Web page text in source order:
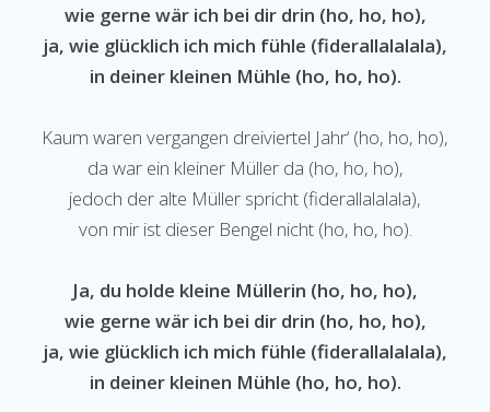
wie gerne wär ich bei dir drin (ho, ho, ho),
ja, wie glücklich ich mich fühle (fiderallalalala),
in deiner kleinen Mühle (ho, ho, ho).
Kaum waren vergangen dreiviertel Jahr‘ (ho, ho, ho),
da war ein kleiner Müller da (ho, ho, ho),
jedoch der alte Müller spricht (fiderallalalala),
von mir ist dieser Bengel nicht (ho, ho, ho).
Ja, du holde kleine Müllerin (ho, ho, ho),
wie gerne wär ich bei dir drin (ho, ho, ho),
ja, wie glücklich ich mich fühle (fiderallalalala),
in deiner kleinen Mühle (ho, ho, ho).